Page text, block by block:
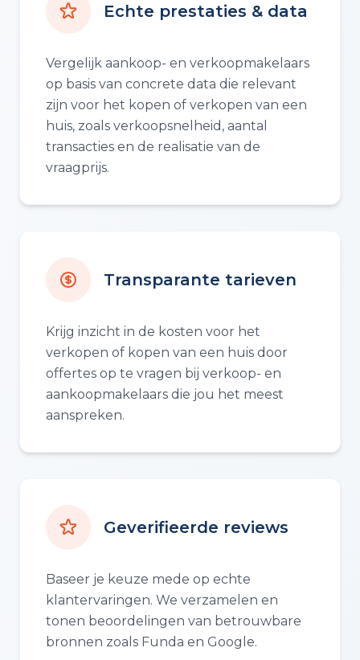
Echte prestaties & data
Vergelijk aankoop- en verkoopmakelaars
op basis van concrete data die relevant
zijn voor het kopen of verkopen van een
huis, zoals verkoopsnelheid, aantal
transacties en de realisatie van de
vraagprijs.
Transparante tarieven
Krijg inzicht in de kosten voor het
verkopen of kopen van een huis door
offertes op te vragen bij verkoop- en
aankoopmakelaars die jou het meest
aanspreken.
Geverifieerde reviews
Baseer je keuze mede op echte
klantervaringen. We verzamelen en
tonen beoordelingen van betrouwbare
bronnen zoals Funda en Google.